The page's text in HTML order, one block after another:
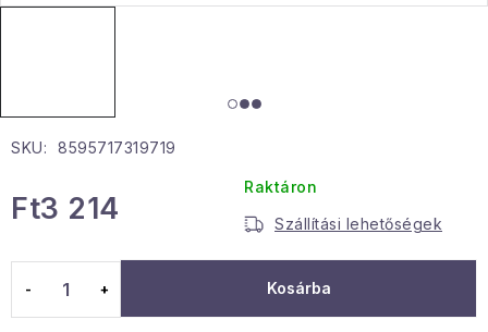
Karácsonyi esemény
Januári akció
SKU: 8595717319719
Ft3 214
Raktáron
Szállítási lehetőségek
Kosárba